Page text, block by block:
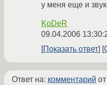
у меня еще и
KoDeR
09.04.2006
Показать ответ
Ответ на: комментарий